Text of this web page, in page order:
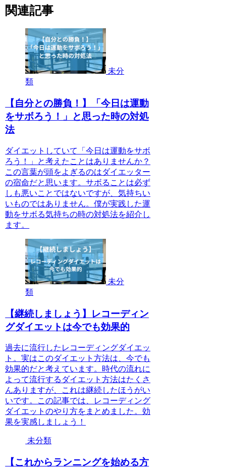
関連記事
未分
類
【自分との勝負！】「今日は運動
をサボろう！」と思った時の対処
法
ダイエットしていて「今日は運動をサボ
ろう！」と考えたことはありませんか？
この言葉が頭をよぎるのはダイエッター
の宿命だと思います。サボることは必ず
しも悪いことではないですが、気持ちい
いものではありません。僕が実践した運
動をサボる気持ちの時の対処法を紹介し
ます。
未分
類
【継続しましょう】レコーディン
グダイエットは今でも効果的
過去に流行したレコーディングダイエッ
ト。実はこのダイエット方法は、今でも
効果的だと考えています。時代の流れに
よって流行するダイエット方法はたくさ
んありますが、これは継続したほうがい
いです。この記事では、レコーディング
ダイエットのやり方をまとめました。効
果を実感しましょう！
未分類
【これからランニングを始める方